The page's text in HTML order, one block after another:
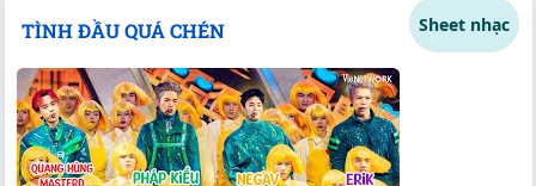
TÌNH ĐẦU QUÁ CHÉN Sheet nhạc